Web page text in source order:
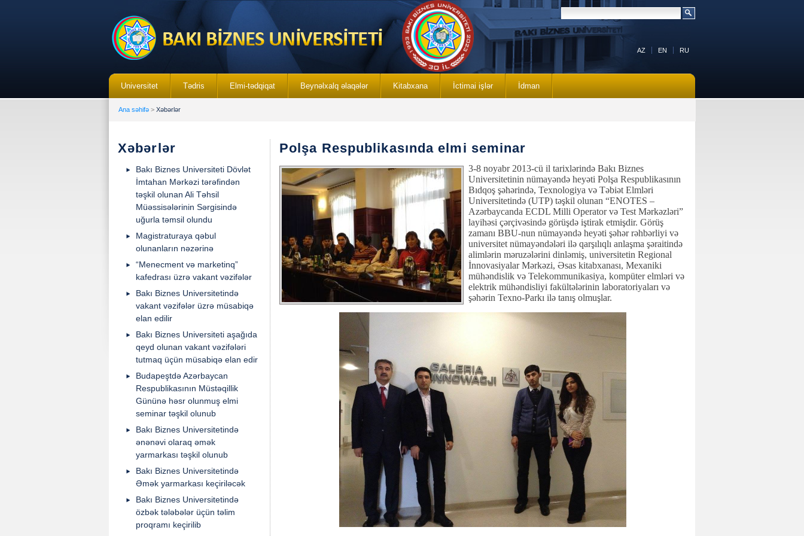
Universitet Tədris Elmi-tədqiqat Beynəlxalq əlaqələr Kitabxana İctimai işlər İdman
Ana səhifə > Xəbərlər
Xəbərlər
Bakı Biznes Universiteti Dövlət
İmtahan Mərkəzi tərəfindən
təşkil olunan Ali Təhsil
Müəssisələrinin Sərgisində
uğurla təmsil olundu
Magistraturaya qəbul
olunanların nəzərinə
“Menecment və marketinq”
kafedrası üzrə vakant vəzifələr
Bakı Biznes Universitetində
vakant vəzifələr üzrə müsabiqə
elan edilir
Bakı Biznes Universiteti aşağıda
qeyd olunan vakant vəzifələri
tutmaq üçün müsabiqə elan edir
Budapeştdə Azərbaycan
Respublikasının Müstəqillik
Gününə həsr olunmuş elmi
seminar təşkil olunub
Bakı Biznes Universitetində
ənənəvi olaraq əmək
yarmarkası təşkil olunub
Bakı Biznes Universitetində
Əmək yarmarkası keçiriləcək
Bakı Biznes Universitetində
özbək tələbələr üçün təlim
proqramı keçirilib
Polşa Respublikasında elmi seminar
3-8 noyabr 2013-cü il tarixlərində Bakı Biznes
Universitetinin nümayəndə heyəti Polşa Respublikasının
Bıdqoş şəhərində, Texnologiya və Təbiət Elmləri
Universitetində (UTP) təşkil olunan “ENOTES –
Azərbaycanda ECDL Milli Operator və Test Mərkəzləri”
layihəsi çərçivəsində görüşdə iştirak etmişdir. Görüş
zamanı BBU-nun nümayəndə heyəti şəhər rəhbərliyi və
universitet nümayəndələri ilə qarşılıqlı anlaşma şəraitində
alimlərin məruzələrini dinləmiş, universitetin Regional
İnnovasiyalar Mərkəzi, Əsas kitabxanası, Mexaniki
mühəndislik və Telekommunikasiya, kompüter elmləri və
elektrik mühəndisliyi fakültələrinin laboratoriyaları və
şəhərin Texno-Parkı ilə tanış olmuşlar.
AZ EN RU